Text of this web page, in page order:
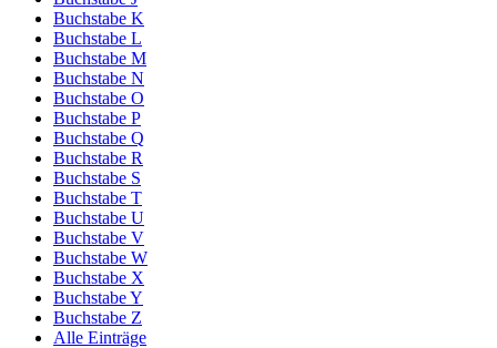
Buchstabe K
Buchstabe L
Buchstabe M
Buchstabe N
Buchstabe O
Buchstabe P
Buchstabe Q
Buchstabe R
Buchstabe S
Buchstabe T
Buchstabe U
Buchstabe V
Buchstabe W
Buchstabe X
Buchstabe Y
Buchstabe Z
Alle Einträge